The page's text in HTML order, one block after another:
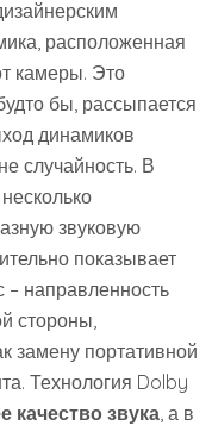
расположенная
камеры. Это
бы, рассыпается
динамиков
случайность. В
звуковую
показывает
направленность
стороны,
замену портативной
Технология Dolby
качество звука , а в